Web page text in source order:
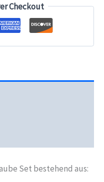
Checkout
Set bestehend aus: